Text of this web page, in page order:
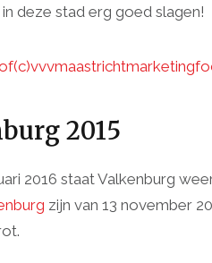
deze stad erg goed slagen!
2015
2016 staat Valkenburg
zijn van 13 november